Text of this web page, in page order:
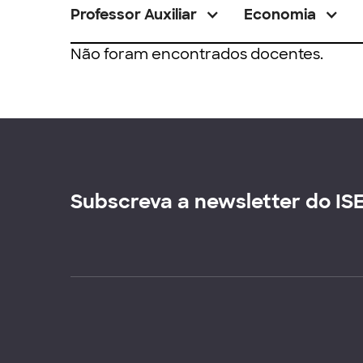
Professor Auxiliar Economia
Não foram encontrados docentes.
Subscreva a newsletter do